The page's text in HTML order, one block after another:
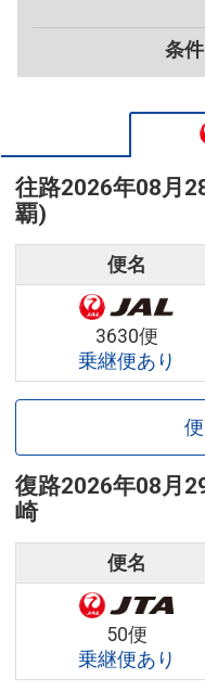
条
往路2026年08月
覇)
便名
3630便
乗継便あり
復路2026年08月
崎
便名
50便
乗継便あり